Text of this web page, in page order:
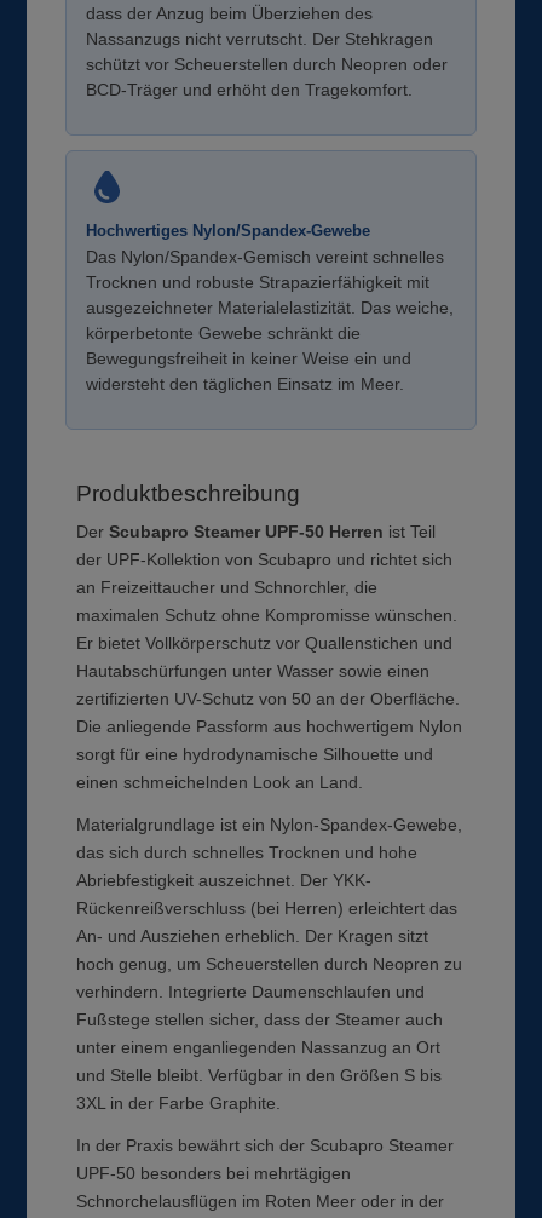
dass der Anzug beim Überziehen des
Nassanzugs nicht verrutscht. Der Stehkragen
schützt vor Scheuerstellen durch Neopren oder
BCD-Träger und erhöht den Tragekomfort.
Hochwertiges Nylon/Spandex-Gewebe
Das Nylon/Spandex-Gemisch vereint schnelles
Trocknen und robuste Strapazierfähigkeit mit
ausgezeichneter Materialelastizität. Das weiche,
körperbetonte Gewebe schränkt die
Bewegungsfreiheit in keiner Weise ein und
widersteht den täglichen Einsatz im Meer.
Produktbeschreibung
DerScubapro Steamer UPF-50 Herren ist Teil
der UPF-Kollektion von Scubapro und richtet sich
an Freizeittaucher und Schnorchler, die
maximalen Schutz ohne Kompromisse wünschen.
Er bietet Vollkörperschutz vor Quallenstichen und
Hautabschürfungen unter Wasser sowie einen
zertifizierten UV-Schutz von 50 an der Oberfläche.
Die anliegende Passform aus hochwertigem Nylon
sorgt für eine hydrodynamische Silhouette und
einen schmeichelnden Look an Land.
Materialgrundlage ist ein Nylon-Spandex-Gewebe,
das sich durch schnelles Trocknen und hohe
Abriebfestigkeit auszeichnet. Der YKK-
Rückenreißverschluss (bei Herren) erleichtert das
An- und Ausziehen erheblich. Der Kragen sitzt
hoch genug, um Scheuerstellen durch Neopren zu
verhindern. Integrierte Daumenschlaufen und
Fußstege stellen sicher, dass der Steamer auch
unter einem enganliegenden Nassanzug an Ort
und Stelle bleibt. Verfügbar in den Größen S bis
3XL in der Farbe Graphite.
In der Praxis bewährt sich der Scubapro Steamer
UPF-50 besonders bei mehrtägigen
Schnorchelausflügen im Roten Meer oder in der